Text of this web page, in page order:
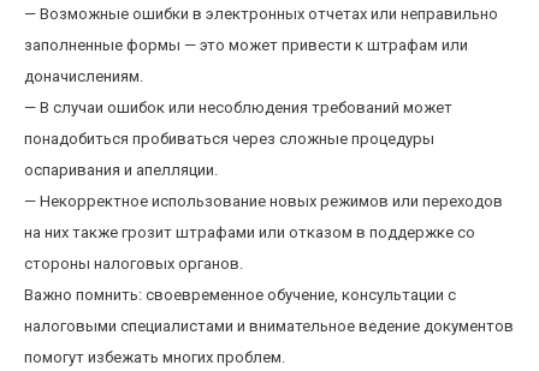
— Возможные ошибки в электронных отчетах или неправильно
заполненные формы — это может привести к штрафам или
доначислениям.
— В случаи ошибок или несоблюдения требований может
понадобиться пробиваться через сложные процедуры
оспаривания и апелляции.
— Некорректное использование новых режимов или переходов
на них также грозит штрафами или отказом в поддержке со
стороны налоговых органов.
Важно помнить: своевременное обучение, консультации с
налоговыми специалистами и внимательное ведение документов
помогут избежать многих проблем.